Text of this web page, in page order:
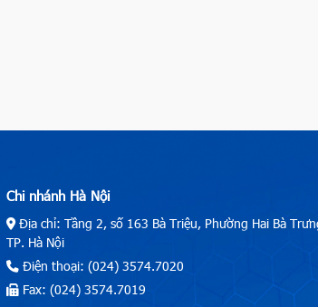
Chi nhánh Hà Nội
Địa chỉ: Tầng 2, số 163 Bà Triệu, Phường Hai Bà
TP. Hà Nội
Điện thoại: (024) 3574.7020
Fax: (024) 3574.7019